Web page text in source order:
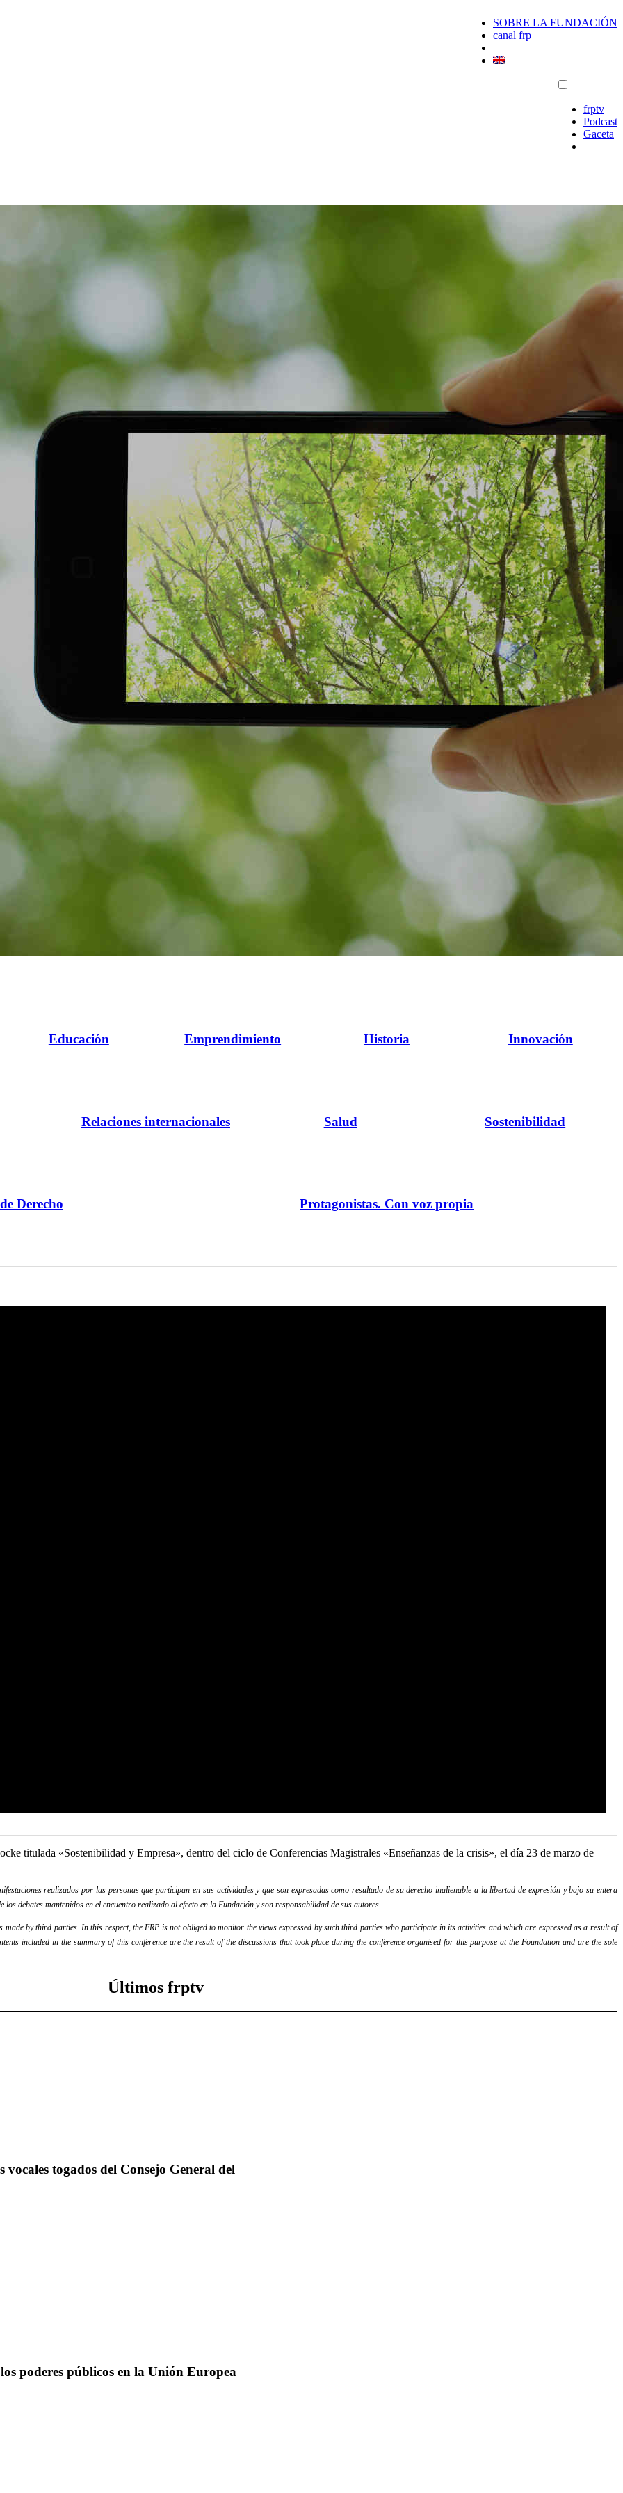
SOBRE LA FUNDACIÓN
canal frp
frptv
Podcast
Gaceta
Educación Emprendimiento Historia Innovación
Relaciones internacionales Salud Sostenibilidad
Derecho Protagonistas. Con voz propia
titulada «Sostenibilidad y Empresa», dentro del ciclo de Conferencias Magistrales «Enseñanzas de la crisis», el día 23 de marzo de
realizados por las personas que participan en sus actividades y que son expresadas como resultado de su derecho inalienable a la libertad de expresión y bajo su entera
debates mantenidos en el encuentro realizado al efecto en la Fundación y son responsabilidad de sus autores.
by third parties. In this respect, the FRP is not obliged to monitor the views expressed by such third parties who participate in its activities and which are expressed as a result of
included in the summary of this conference are the result of the discussions that took place during the conference organised for this purpose at the Foundation and are the sole
Últimos frptv
togados del Consejo General del
poderes públicos en la Unión Europea